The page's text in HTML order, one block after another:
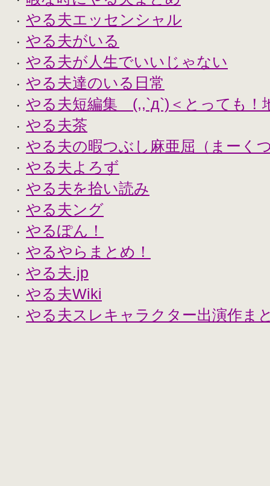
・ やる夫エッセンシャル
・ やる夫がいる
・ やる夫が人生でいいじゃない
・ やる夫達のいる日常
・ やる夫短編集 (,,`д`)＜とっても！
・ やる夫茶
・ やる夫の暇つぶし麻亜屈（まーく
・ やる夫よろず
・ やる夫を拾い読み
・ やる夫ング
・ やるぽん！
・ やるやらまとめ！
・ やる夫.jp
・ やる夫Wiki
・ やる夫スレキャラクター出演作ま